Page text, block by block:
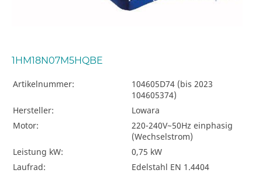
1HM18N07M5HQBE
Artikelnummer:
104605D74 (bis 2023
104605374)
Hersteller:
Lowara
Motor:
220-240V~50Hz einphasig
(Wechselstrom)
Leistung kW:
0,75 kW
Laufrad:
Edelstahl EN 1.4404